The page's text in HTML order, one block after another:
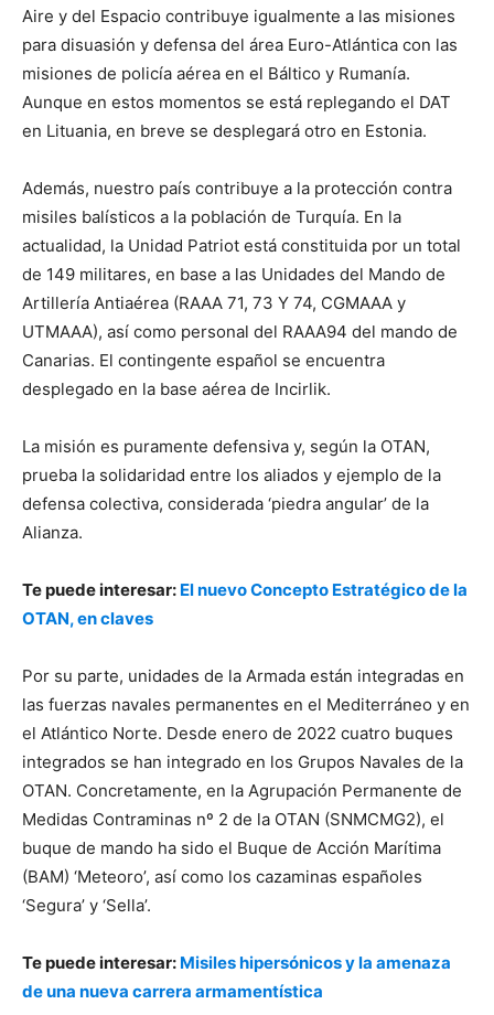
Aire y del Espacio contribuye igualmente a las misiones
para disuasión y defensa del área Euro-Atlántica con las
misiones de policía aérea en el Báltico y Rumanía.
Aunque en estos momentos se está replegando el DAT
en Lituania, en breve se desplegará otro en Estonia.
Además, nuestro país contribuye a la protección contra
misiles balísticos a la población de Turquía. En la
actualidad, la Unidad Patriot está constituida por un total
de 149 militares, en base a las Unidades del Mando de
Artillería Antiaérea (RAAA 71, 73 Y 74, CGMAAA y
UTMAAA), así como personal del RAAA94 del mando de
Canarias. El contingente español se encuentra
desplegado en la base aérea de Incirlik.
La misión es puramente defensiva y, según la OTAN,
prueba la solidaridad entre los aliados y ejemplo de la
defensa colectiva, considerada ‘piedra angular’ de la
Alianza.
Te puede interesar: El nuevo Concepto Estratégico de la
OTAN, en claves
Por su parte, unidades de la Armada están integradas en
las fuerzas navales permanentes en el Mediterráneo y en
el Atlántico Norte. Desde enero de 2022 cuatro buques
integrados se han integrado en los Grupos Navales de la
OTAN. Concretamente, en la Agrupación Permanente de
Medidas Contraminas nº 2 de la OTAN (SNMCMG2), el
buque de mando ha sido el Buque de Acción Marítima
(BAM) ‘Meteoro’, así como los cazaminas españoles
‘Segura’ y ‘Sella’.
Te puede interesar: Misiles hipersónicos y la amenaza
de una nueva carrera armamentística